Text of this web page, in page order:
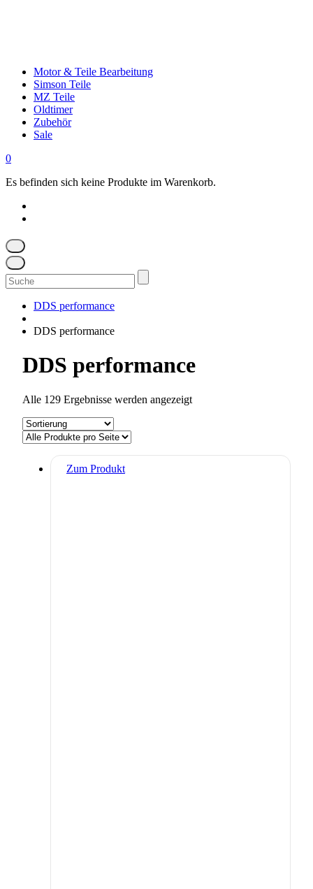
Motor & Teile Bearbeitung
Simson Teile
MZ Teile
Oldtimer
Zubehör
Sale
0
Es befinden sich keine Produkte im Warenkorb.
Suchen
nach:
DDS performance
DDS performance
DDS performance
Alle 129 Ergebnisse werden angezeigt
Zum Produkt